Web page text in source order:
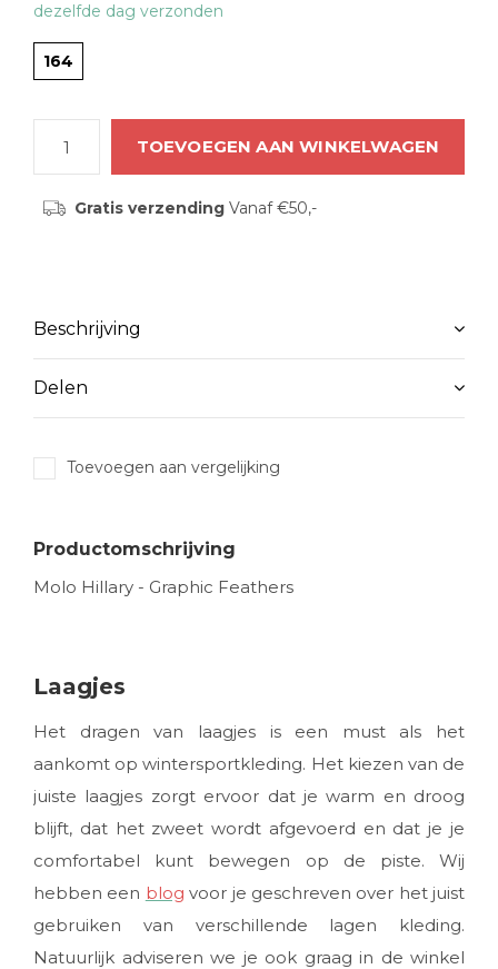
dezelfde dag verzonden
164
TOEVOEGEN AAN WINKELWAGEN
Gratis verzendingVanaf €50,-
Beschrijving
Delen
Toevoegen aan vergelijking
Productomschrijving
Molo Hillary - Graphic Feathers
Laagjes
Het dragen van laagjes is een must als het
aankomt op wintersportkleding. Het kiezen van de
juiste laagjes zorgt ervoor dat je warm en droog
blijft, dat het zweet wordt afgevoerd en dat je je
comfortabel kunt bewegen op de piste. Wij
hebben een blog voor je geschreven over het juist
gebruiken van verschillende lagen kleding.
Natuurlijk adviseren we je ook graag in de winkel